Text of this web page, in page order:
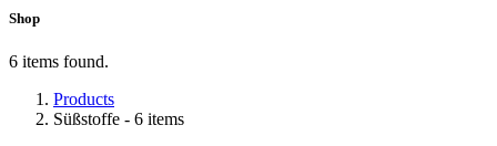
Shop
6 items found.
Products
Süßstoffe - 6 items